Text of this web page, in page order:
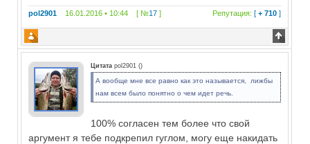
pol2901 16.01.2016 • 10:44 [ №17 ] Репутация: [+ 710 ]
Цитата pol2901 ()
А вообще мне все равно как это называется, лижбы
нам всем было понятно о чем идет речь.
100% согласен тем более что свой
аргумент я тебе подкрепил гуглом, могу еще накидать